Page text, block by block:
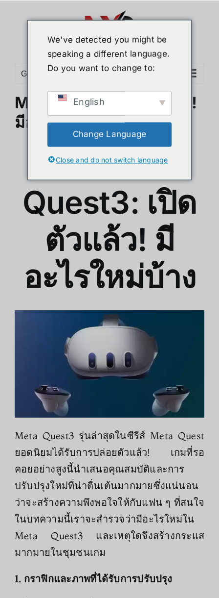
Go to...
Meta Quest3: เปิดตัวแล้ว!
มีอะไรใหม่บ้าง
Meta
Quest3: เปิด
ตัวแล้ว! มี
อะไรใหม่บ้าง
Meta Quest3 รุ่นล่าสุดในซีรีส์ Meta Quest
ยอดนิยมได้รับการปล่อยตัวแล้ว! เกมที่รอ
คอยอย่างสูงนี้นําเสนอคุณสมบัติและการ
ปรับปรุงใหม่ที่น่าตื่นเต้นมากมายซึ่งแน่นอน
ว่าจะสร้างความพึงพอใจให้กับแฟน ๆ ที่สนใจ
ในบทความนี้เราจะสํารวจว่ามีอะไรใหม่ใน
Meta Quest3 และเหตุใดจึงสร้างกระแส
มากมายในชุมชนเกม
1. กราฟิกและภาพที่ได้รับการปรับปรุง
We've detected you might be
speaking a different language.
Do you want to change to:
English
Change Language
Close and do not switch language